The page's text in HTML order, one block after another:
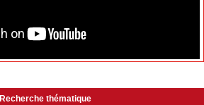
Recherche thématique